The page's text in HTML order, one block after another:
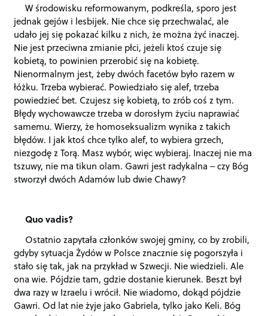
W środowisku reformowanym, podkreśla, sporo jest
jednak gejów i lesbijek. Nie chce się przechwalać, ale
udało jej się pokazać kilku z nich, że można żyć inaczej.
Nie jest przeciwna zmianie płci, jeżeli ktoś czuje się
kobietą, to powinien przerobić się na kobietę.
Nienormalnym jest, żeby dwóch facetów było razem w
łóżku. Trzeba wybierać. Powiedziało się alef, trzeba
powiedzieć bet. Czujesz się kobietą, to zrób coś z tym.
Błędy wychowawcze trzeba w dorosłym życiu naprawiać
samemu. Wierzy, że homoseksualizm wynika z takich
błędów. I jak ktoś chce tylko alef, to wybiera grzech,
niezgodę z Torą. Masz wybór, więc wybieraj. Inaczej nie ma
tszuwy, nie ma tikun olam. Gawri jest radykalna ‒ czy Bóg
stworzył dwóch Adamów lub dwie Chawy?
Quo vadis?
Ostatnio zapytała członków swojej gminy, co by zrobili,
gdyby sytuacja Żydów w Polsce znacznie się pogorszyła i
stało się tak, jak na przykład w Szwecji. Nie wiedzieli. Ale
ona wie. Pójdzie tam, gdzie dostanie kierunek. Beszt był
dwa razy w Izraelu i wrócił. Nie wiadomo, dokąd pójdzie
Gawri. Od lat nie żyje jako Gabriela, tylko jako Keli. Bóg